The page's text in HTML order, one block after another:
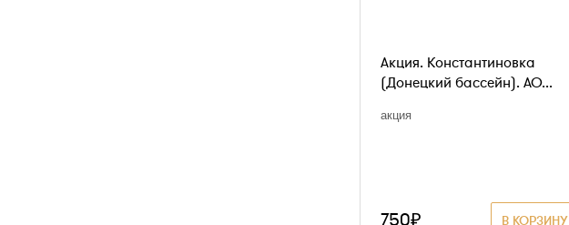
Акция. Константиновка
(Донецкий бассейн). АО...
акция
В КОРЗИНУ
750₽